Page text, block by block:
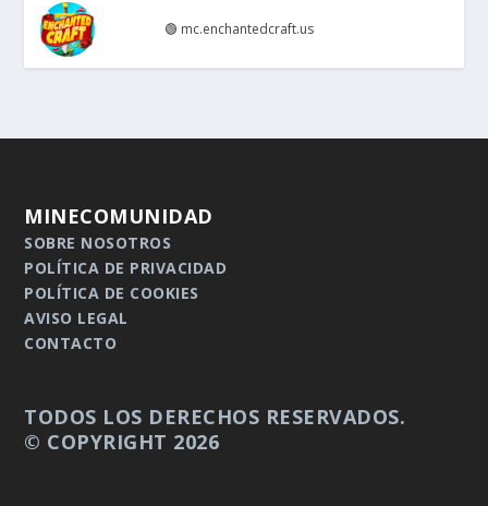
🟢 mc.enchantedcraft.us
MINECOMUNIDAD
SOBRE NOSOTROS
POLÍTICA DE PRIVACIDAD
POLÍTICA DE COOKIES
AVISO LEGAL
CONTACTO
TODOS LOS DERECHOS RESERVADOS.
© COPYRIGHT 2026